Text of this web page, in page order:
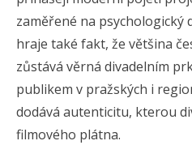
zaměřené na psychologický
hraje také fakt, že většina
zůstává věrná divadelním
publikem v pražských i
dodává autenticitu, kterou
filmového plátna.